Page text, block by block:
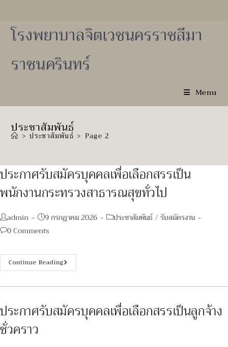
contentโรงพยาบาลจิตเวชนครราชสีมา
ราชนครินทร์
Menu
ประชาสัมพันธ์
> ประชาสัมพันธ์ > Page 2
ประกาศรับสมัครบุคคลเพื่อเลือกสรรเป็น
พนักงานกระทรวงสาธารณสุขทั่วไป
Post
author:
admin
Post
published:
9 กรกฎาคม 2026
Postประชาสัมพันธ์ / รับสมัครงาน
Post0 Comments
Continue Readingประกาศ
รับ
บุคคล
เป็น
พนักงาน
กระทรวง
ประกาศรับสมัครบุคคลเพื่อเลือกสรรเป็นลูกจ้าง
ชั่วคราว